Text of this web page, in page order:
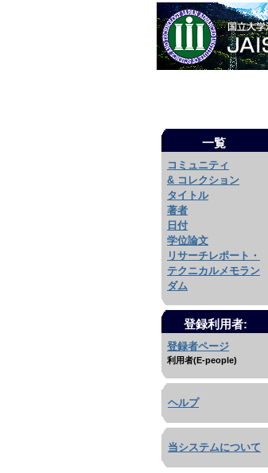
一覧
コミュニティ
& コレクション
タイトル
著者
日付
学位論文
リサーチレポート・
テクニカルメモラン
ダム
登録利用者:
登録者ページ
利用者(E-people)
ヘルプ
当システムについて